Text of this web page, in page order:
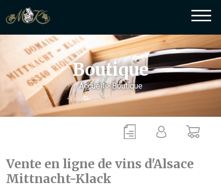
Boutique
Accueil>Boutique
Vente en ligne de vins d'Alsace
Mittnacht-Klack